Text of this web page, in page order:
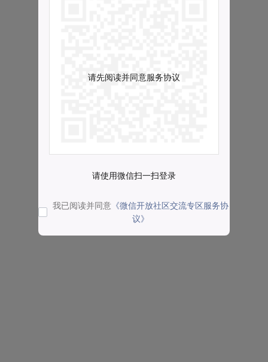
请先阅读并同意服务协议
请使用微信扫一扫登录
我已阅读并同意 《微信开放社区交流专区服务协
议》